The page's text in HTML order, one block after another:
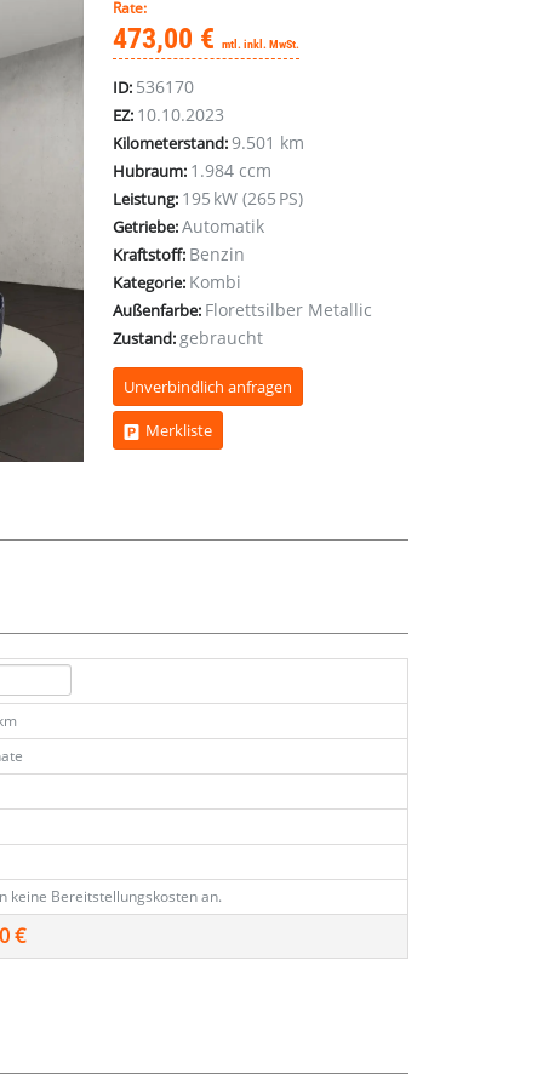
Rate:
473,00 € mtl. inkl. MwSt.
ID: 536170
EZ: 10.10.2023
Kilometerstand:9.501 km
Hubraum: 1.984 ccm
Leistung: 195 kW (265 PS)
Getriebe:Automatik
Kraftstoff: Benzin
Kategorie: Kombi
Außenfarbe: Florettsilber Metallic
Zustand:gebraucht
Unverbindlich anfragen
Merkliste
keine Bereitstellungskosten an.
€